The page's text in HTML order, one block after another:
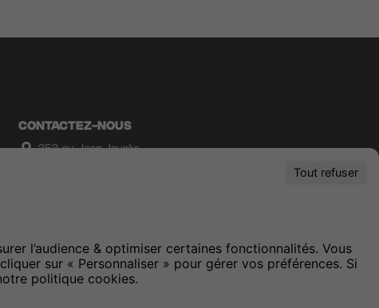
CONTACTEZ-NOUS
353, av. Jean Jaurès
l’audience & optimiser certaines fonctionnalités. Vous
sur « Personnaliser » pour gérer vos préférences. Si
politique cookies.
Tout refuser